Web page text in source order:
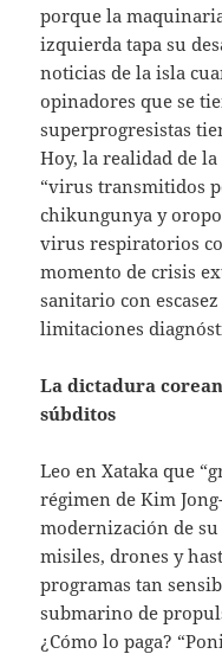
porque la
izquierda tapa su
noticias de la isla
opinadores que se
superprogresistas
Hoy, la realidad de la
“virus transmitidos
chikungunya y
virus respiratorios
momento de crisis
sanitario con
limitaciones
La dictadura
súbditos
Leo en Xataka que
régimen de Kim
modernización de
misiles, drones y
programas tan
submarino de
¿Cómo lo paga?